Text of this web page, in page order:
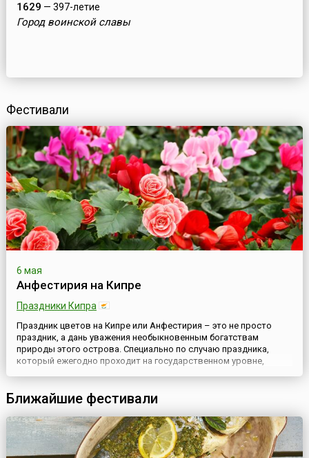
1629 — 397-летие
Город воинской славы
Фестивали
6 мая
Анфестирия на Кипре
Праздники Кипра
Праздник цветов на Кипре или Анфестирия – это не просто
праздник, а дань уважения необыкновенным богатствам
природы этого острова. Специально по случаю праздника,
который ежегодно проходит на государственном уровне,
Учитывается при этом все: от подсчета мест скоплений редких
Ближайшие фестивали